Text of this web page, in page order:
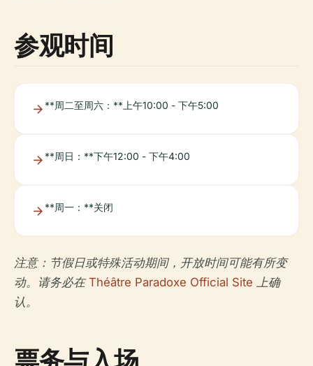
参观时间
**周二至周六：**上午10:00 - 下午5:00
**周日：**下午12:00 - 下午4:00
**周一：**关闭
注意：节假日或特殊活动期间，开放时间可能有所变
动。请务必在Théâtre Paradoxe Official Site 上确
认。